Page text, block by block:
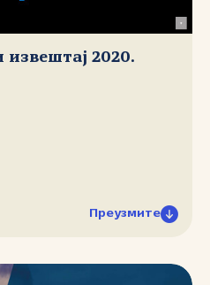
2020.
Преузмите